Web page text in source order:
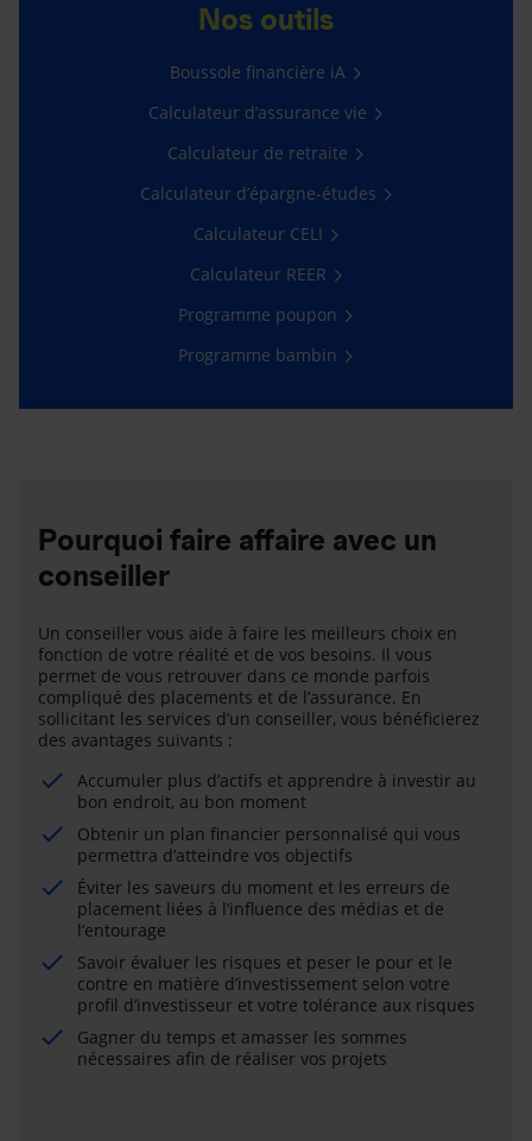
Nos outils
Boussole financière iA
Calculateur d’assurance vie
Calculateur de retraite
Calculateur d’épargne-études
Calculateur CELI
Calculateur REER
Programme poupon
Programme bambin
Pourquoi faire affaire avec un
conseiller
Un conseiller vous aide à faire les meilleurs choix en
fonction de votre réalité et de vos besoins. Il vous
permet de vous retrouver dans ce monde parfois
compliqué des placements et de l’assurance. En
sollicitant les services d’un conseiller, vous bénéficierez
des avantages suivants :
Accumuler plus d’actifs et apprendre à investir au
bon endroit, au bon moment
Obtenir un plan financier personnalisé qui vous
permettra d’atteindre vos objectifs
Éviter les saveurs du moment et les erreurs de
placement liées à l’influence des médias et de
l’entourage
Savoir évaluer les risques et peser le pour et le
contre en matière d’investissement selon votre
profil d’investisseur et votre tolérance aux risques
Gagner du temps et amasser les sommes
nécessaires afin de réaliser vos projets